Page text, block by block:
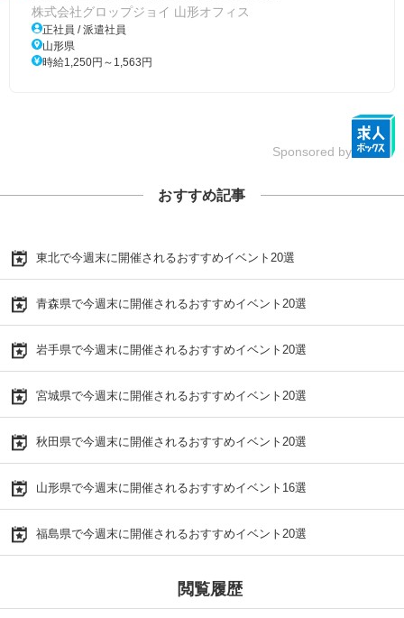
株式会社グロップジョイ 山形オフィス
正社員 / 派遣社員
山形県
時給1,250円～1,563円
Sponsored by
おすすめ記事
東北で今週末に開催されるおすすめイベント20選
青森県で今週末に開催されるおすすめイベント20選
岩手県で今週末に開催されるおすすめイベント20選
宮城県で今週末に開催されるおすすめイベント20選
秋田県で今週末に開催されるおすすめイベント20選
山形県で今週末に開催されるおすすめイベント16選
福島県で今週末に開催されるおすすめイベント20選
閲覧履歴